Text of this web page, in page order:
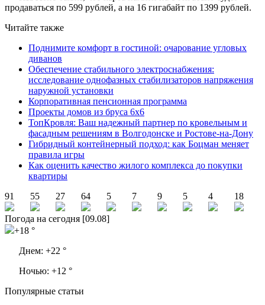
продаваться по 599 рублей, а на 16 гигабайт по 1399 рублей.
Читайте также
Поднимите комфорт в гостиной: очарование угловых
диванов
Обеспечение стабильного электроснабжения:
исследование однофазных стабилизаторов напряжения
наружной установки
Корпоративная пенсионная программа
Проекты домов из бруса 6х6
ТопКровля: Ваш надежный партнер по кровельным и
фасадным решениям в Волгодонске и Ростове-на-Дону
Гибридный контейнерный подход: как Боцман меняет
правила игры
Как оценить качество жилого комплекса до покупки
квартиры
91
55 27 64 5 7 9 5 4 18
Погода на сегодня [09.08]
+18 °
Днем: +22 °
Ночью: +12 °
Популярные статьи